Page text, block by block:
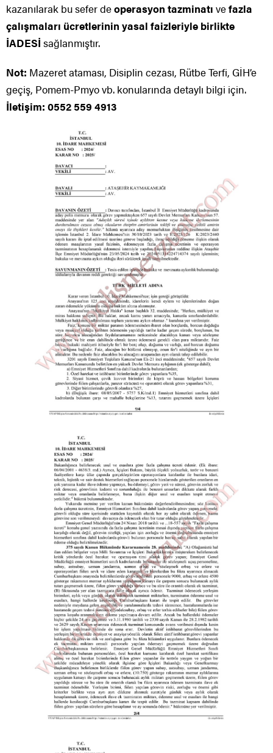
kazanılarak bu sefer deoperasyon tazminatı vefazla
çalışmaları ücretlerinin yasal faizleriyle birlikte
İADESİ sağlanmıştır.
Not: Mazeret ataması, Disiplin cezası, Rütbe Terfi, GİH’e
geçiş, Pomem-Pmyo vb. konularında detaylı bilgi için.
İletişim: 0552 559 4913